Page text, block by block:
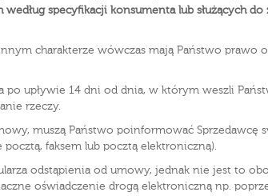
specyfikacji konsumenta lub służących
charakterze wówczas mają Państwo
upływie 14 dni od dnia, w którym weszli
rzeczy.
muszą Państwo poinformować
pocztą, faksem lub pocztą elektroniczną).
odstąpienia od umowy, jednak nie jest to
oświadczenie drogą elektroniczną np.